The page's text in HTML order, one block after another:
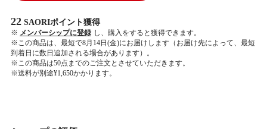
22 SAORIポイント獲得
※ メンバーシップに登録 し、購入をすると獲得できます。
※この商品は、最短で8月14日(金)にお届けします（お届け先によって、最短
到着日に数日追加される場合があります）。
※この商品は50点までのご注文とさせていただきます。
※送料が別途¥1,650かかります。